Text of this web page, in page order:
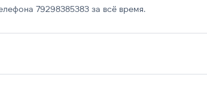
79298385383 за всё время.